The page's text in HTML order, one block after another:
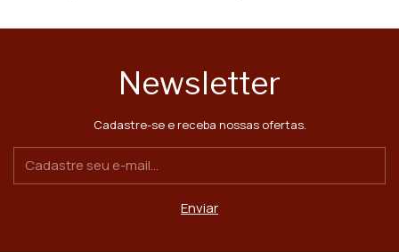
Newsletter
Cadastre-se e receba nossas ofertas.